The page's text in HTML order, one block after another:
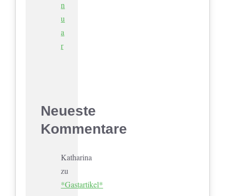
n
u
a
r
Neueste
Kommentare
Katharina
zu
*Gastartikel*